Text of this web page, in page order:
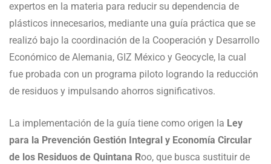
expertos en la materia para reducir su dependencia de
plásticos innecesarios, mediante una guía práctica que se
realizó bajo la coordinación de la Cooperación y Desarrollo
Económico de Alemania, GIZ México y Geocycle, la cual
fue probada con un programa piloto logrando la reducción
de residuos y impulsando ahorros significativos.
La implementación de la guía tiene como origen la Ley
para la Prevención Gestión Integral y Economía Circular
de los Residuos de Quintana Roo, que busca sustituir de